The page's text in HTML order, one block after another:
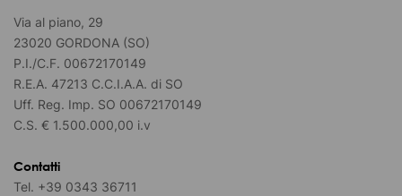
Via al piano, 29
23020 GORDONA (SO)
P.I./C.F. 00672170149
R.E.A. 47213 C.C.I.A.A. di SO
Uff. Reg. Imp. SO 00672170149
C.S. € 1.500.000,00 i.v
Contatti
Tel. +39 0343 36711